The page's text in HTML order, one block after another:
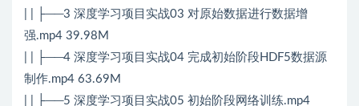
| | ├──3 深度学习项目实战03 对原始数据进行数据增
强.mp4 39.98M
| | ├──4 深度学习项目实战04 完成初始阶段HDF5数据源
制作.mp4 63.69M
| | ├──5 深度学习项目实战05 初始阶段网络训练.mp4